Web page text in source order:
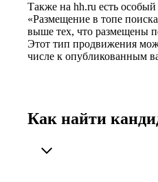
Также на hh.ru есть
«Размещение в топе
выше тех, что размещены
Этот тип продвижения
числе к опубликованным
Как найти